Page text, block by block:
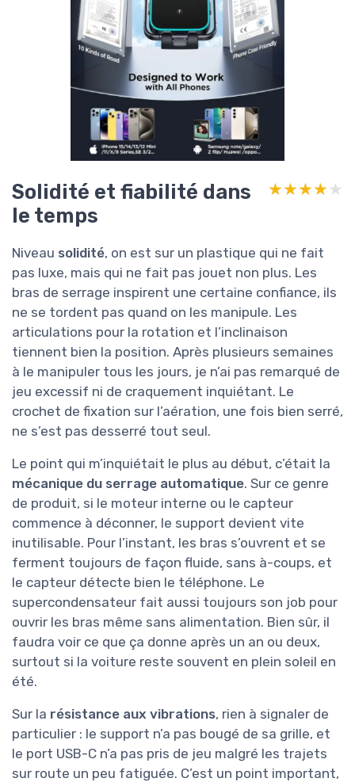
Solidité et fiabilité dans
le temps
★★★★★
★★★★★
Niveau solidité, on est sur un plastique qui ne fait
pas luxe, mais qui ne fait pas jouet non plus. Les
bras de serrage inspirent une certaine confiance, ils
ne se tordent pas quand on les manipule. Les
articulations pour la rotation et l’inclinaison
tiennent bien la position. Après plusieurs semaines
à le manipuler tous les jours, je n’ai pas remarqué de
jeu excessif ni de craquement inquiétant. Le
crochet de fixation sur l’aération, une fois bien serré,
ne s’est pas desserré tout seul.
Le point qui m’inquiétait le plus au début, c’était la
mécanique du serrage automatique. Sur ce genre
de produit, si le moteur interne ou le capteur
commence à déconner, le support devient vite
inutilisable. Pour l’instant, les bras s’ouvrent et se
ferment toujours de façon fluide, sans à-coups, et
le capteur détecte bien le téléphone. Le
supercondensateur fait aussi toujours son job pour
ouvrir les bras même sans alimentation. Bien sûr, il
faudra voir ce que ça donne après un an ou deux,
surtout si la voiture reste souvent en plein soleil en
été.
Sur la résistance aux vibrations, rien à signaler de
particulier : le support n’a pas bougé de sa grille, et
le port USB-C n’a pas pris de jeu malgré les trajets
sur route un peu fatiguée. C’est un point important,